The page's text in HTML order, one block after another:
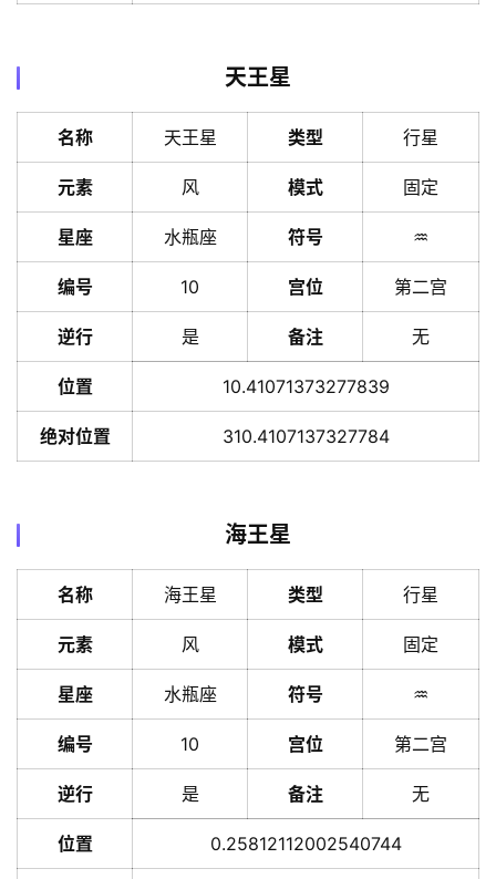
黄
卜
天王星
名称 天王星 类型 行星
元素 风 模式 固定
星座 水瓶座 符号 ♒️
编号 10 宫位 第二宫
逆行 是 备注 无
位置 10.41071373277839
绝对位置 310.4107137327784
海王星
名称 海王星 类型 行星
元素 风 模式 固定
星座 水瓶座 符号 ♒️
编号 10 宫位 第二宫
逆行 是 备注 无
位置 0.25812112002540744